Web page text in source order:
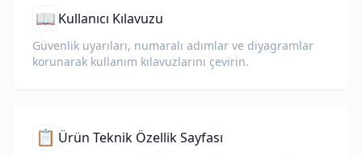
📖 Kullanıcı Kılavuzu
Güvenlik uyarıları, numaralı adımlar ve diyagramlar
korunarak kullanım kılavuzlarını çevirin.
📋 Ürün Teknik Özellik Sayfası